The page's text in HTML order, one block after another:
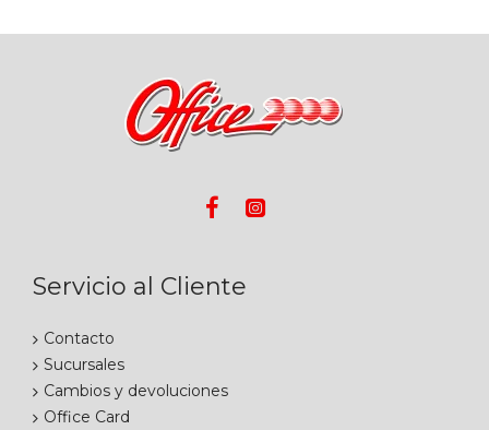
Servicio al Cliente
Contacto
Sucursales
Cambios y devoluciones
Office Card